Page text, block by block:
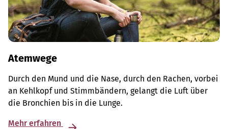
Atemwege
Durch den Mund und die Nase, durch den Rachen, vorbei
an Kehlkopf und Stimmbändern, gelangt die Luft über
die Bronchien bis in die Lunge.
Mehr erfahren